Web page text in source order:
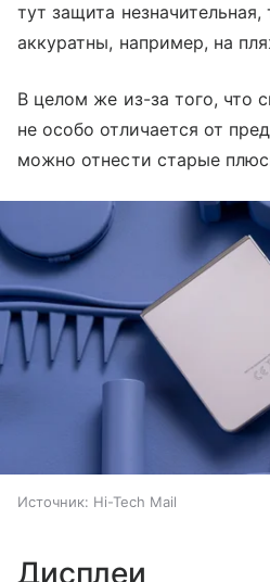
тут защита незначительная,
аккуратны, например, на
В целом же из-за того, что
не особо отличается от
можно отнести старые
Источник: Hi-Tech Mail
Дисплеи